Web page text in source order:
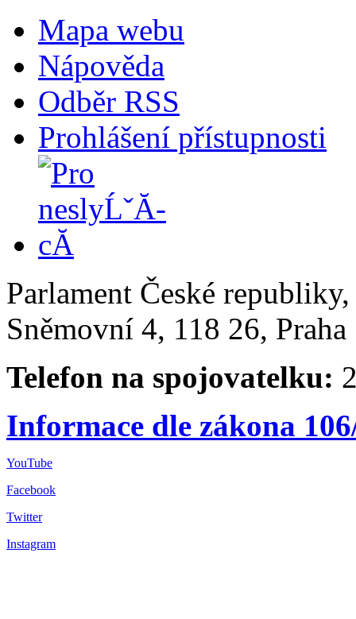
Mapa webu
Nápověda
Odběr RSS
Prohlášení přístupnosti
Parlament České
Sněmovní 4, 118 26,
Telefon na spojovatelku:
Informace dle zákona
YouTube
Facebook
Twitter
Instagram